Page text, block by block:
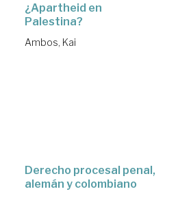
¿Apartheid en
Palestina?
Ambos, Kai
Derecho procesal penal,
alemán y colombiano